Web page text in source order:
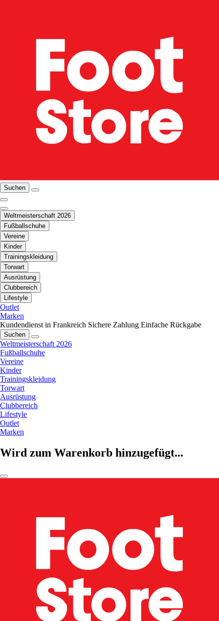
Suchen
Weltmeisterschaft 2026
Fußballschuhe
Vereine
Kinder
Trainingskleidung
Torwart
Ausrüstung
Clubbereich
Lifestyle
Outlet
Marken
Kundendienst in Frankreich Sichere Zahlung Einfache Rückgabe
Suchen
Weltmeisterschaft 2026
Fußballschuhe
Vereine
Kinder
Trainingskleidung
Torwart
Ausrüstung
Clubbereich
Lifestyle
Outlet
Marken
Wird zum Warenkorb hinzugefügt...